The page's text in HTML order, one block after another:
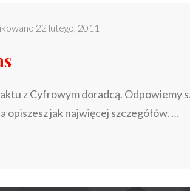
22 lutego, 2011
z Cyfrowym doradcą. Odpowiemy
opiszesz jak najwięcej szczegółów. …